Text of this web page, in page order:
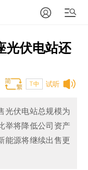
光伏电站还
试听
T中
光伏电站总规模为
举将降低公司资产
能源将继续出售更